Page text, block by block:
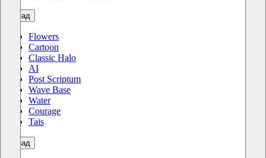
назад
Flowers
Cartoon
Classic Halo
AI
Post Scriptum
Wave Base
Water
Courage
Tais
назад